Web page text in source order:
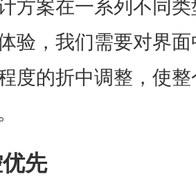
方案在一系列不同
验，我们需要对界
度的折中调整，使
先